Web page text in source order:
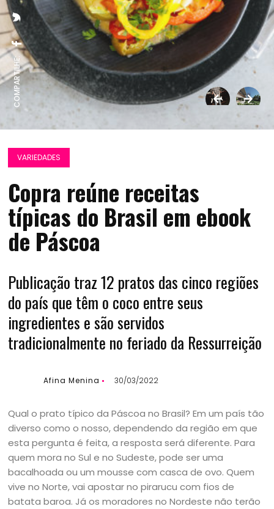
COMPARTILHE:
VARIEDADES
Copra reúne receitas
típicas do Brasil em ebook
de Páscoa
Publicação traz 12 pratos das cinco regiões
do país que têm o coco entre seus
ingredientes e são servidos
tradicionalmente no feriado da Ressurreição
Afina Menina 30/03/2022
Qual o prato típico da Páscoa no Brasil? Em um país tão
diverso como o nosso, dependendo da região em que
esta pergunta é feita, a resposta será diferente. Para
quem mora no Sul e no Sudeste, pode ser uma
bacalhoada ou um mousse com casca de ovo. Quem
vive no Norte, vai apostar no pirarucu com fios de
batata baroa. Já os moradores no Nordeste não terão